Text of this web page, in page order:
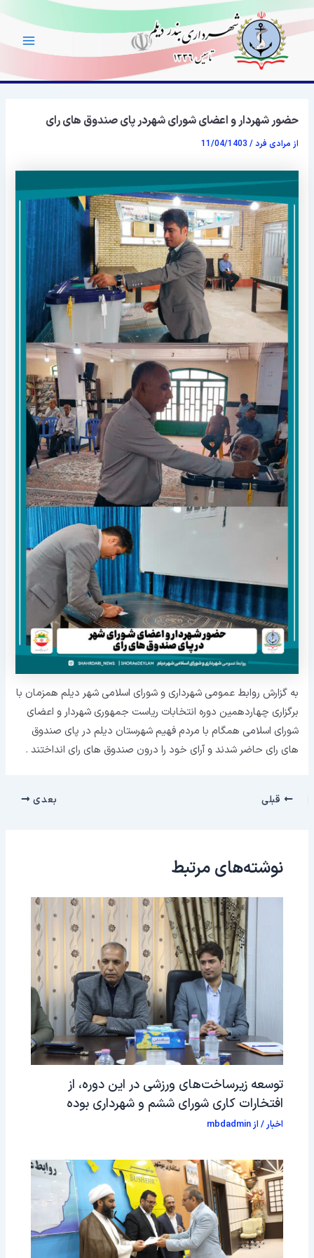
پرش
Main
حضور شهردار و اعضای شورای شهردر پای صندوق های رای
از مرادی فرد/
11/04/1403
به گزارش روابط عمومی شهرداری و شورای اسلامی شهر دیلم همزمان با
برگزاری چهاردهمین دوره انتخابات ریاست جمهوری شهردار و اعضای
شورای اسلامی همگام با مردم فهیم شهرستان دیلم در پای صندوق
های رای حاضر شدند و آرای خود را درون صندوق های رای انداختند .
قبلی بعدی
نوشته‌های مرتبط
توسعه زیرساخت‌های ورزشی در این دوره، از
افتخارات کاری شورای ششم و شهرداری بوده
اخبار/ ازmbdadmin